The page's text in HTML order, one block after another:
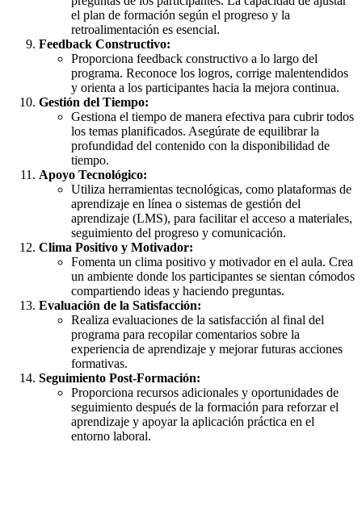
el plan de formación según el progreso y la
retroalimentación es esencial.
Feedback Constructivo:
Proporciona feedback constructivo a lo largo del
programa. Reconoce los logros, corrige malentendidos
y orienta a los participantes hacia la mejora continua.
Gestión del Tiempo:
Gestiona el tiempo de manera efectiva para cubrir todos
los temas planificados. Asegúrate de equilibrar la
profundidad del contenido con la disponibilidad de
tiempo.
Apoyo Tecnológico:
Utiliza herramientas tecnológicas, como plataformas de
aprendizaje en línea o sistemas de gestión del
aprendizaje (LMS), para facilitar el acceso a materiales,
seguimiento del progreso y comunicación.
Clima Positivo y Motivador:
Fomenta un clima positivo y motivador en el aula. Crea
un ambiente donde los participantes se sientan cómodos
compartiendo ideas y haciendo preguntas.
Evaluación de la Satisfacción:
Realiza evaluaciones de la satisfacción al final del
programa para recopilar comentarios sobre la
experiencia de aprendizaje y mejorar futuras acciones
formativas.
Seguimiento Post-Formación:
Proporciona recursos adicionales y oportunidades de
seguimiento después de la formación para reforzar el
aprendizaje y apoyar la aplicación práctica en el
entorno laboral.